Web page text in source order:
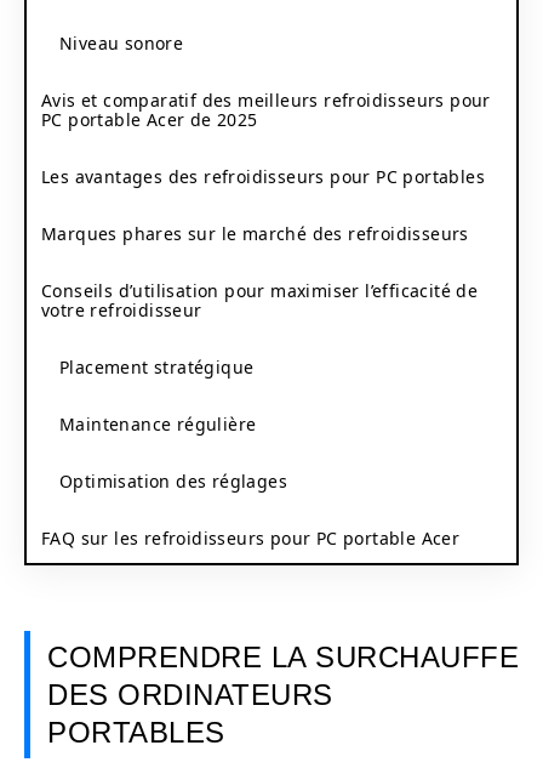
Niveau sonore
Avis et comparatif des meilleurs refroidisseurs pour
PC portable Acer de 2025
Les avantages des refroidisseurs pour PC portables
Marques phares sur le marché des refroidisseurs
Conseils d’utilisation pour maximiser l’efficacité de
votre refroidisseur
Placement stratégique
Maintenance régulière
Optimisation des réglages
FAQ sur les refroidisseurs pour PC portable Acer
COMPRENDRE LA SURCHAUFFE
DES ORDINATEURS
PORTABLES